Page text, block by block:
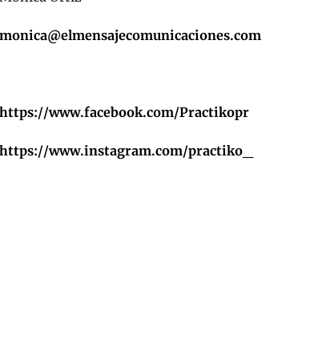
monica@elmensajecomunicaciones.com
https://www.facebook.com/Practikopr
https://www.instagram.com/practiko_